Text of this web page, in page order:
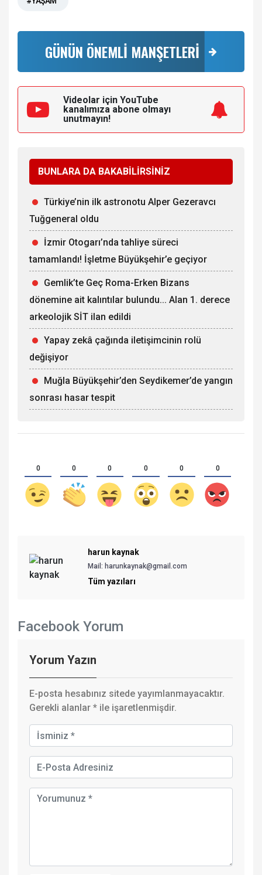
GÜNÜN ÖNEMLİ MANŞETLERİ
Videolar için YouTube
kanalımıza abone olmayı
unutmayın!
BUNLARA DA BAKABİLİRSİNİZ
Türkiye’nin ilk astronotu Alper Gezeravcı
Tuğgeneral oldu
İzmir Otogarı’nda tahliye süreci
tamamlandı! İşletme Büyükşehir’e geçiyor
Gemlik’te Geç Roma-Erken Bizans
dönemine ait kalıntılar bulundu... Alan 1. derece
arkeolojik SİT ilan edildi
Yapay zekâ çağında iletişimcinin rolü
değişiyor
Muğla Büyükşehir’den Seydikemer’de yangın
sonrası hasar tespit
0 0 0 0 0 0
harun kaynak
Mail: harunkaynak@gmail.com
Tüm yazıları
Facebook Yorum
Yorum Yazın
E-posta hesabınız sitede yayımlanmayacaktır.
Gerekli alanlar * ile işaretlenmişdir.